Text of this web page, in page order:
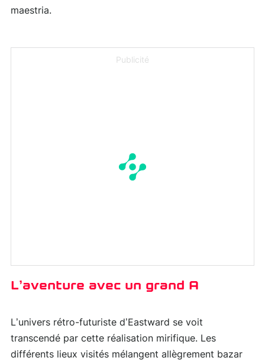
maestria.
Publicité
L’aventure avec un grand A
L’univers rétro-futuriste d’Eastward se voit
transcendé par cette réalisation mirifique. Les
différents lieux visités mélangent allègrement bazar